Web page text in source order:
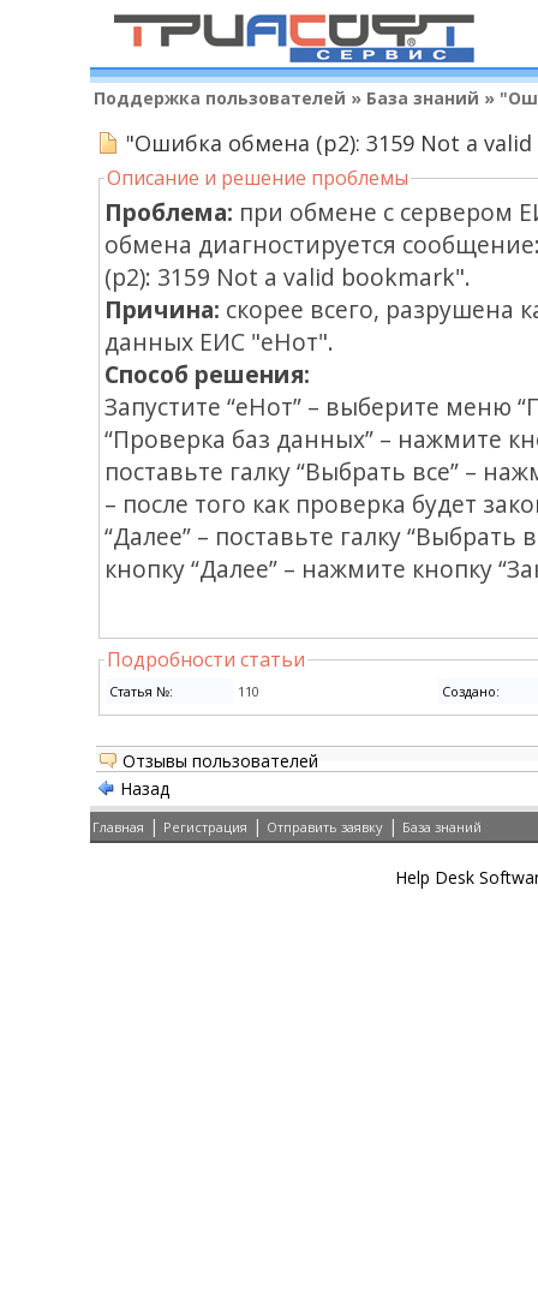
Поддержка пользователей » База знаний »
"Ошибка обмена (p2): 3159 Not a
Описание и решение проблемы
Проблема: при обмене с сервером
обмена диагностируется
(p2): 3159 Not a valid bookmark".
Причина: скорее всего, разрушена
данных ЕИС "еНот".
Способ решения:
Запустите “еНот” – выберите меню
“Проверка баз данных” – нажмите
поставьте галку “Выбрать все” –
– после того как проверка будет
“Далее” – поставьте галку “Выбрать
кнопку “Далее” – нажмите кнопку
Подробности статьи
Cтатья №: 110 Создано:
Отзывы пользователей
Назад
Главная | Регистрация | Отправить заявку | База знаний
Help Desk